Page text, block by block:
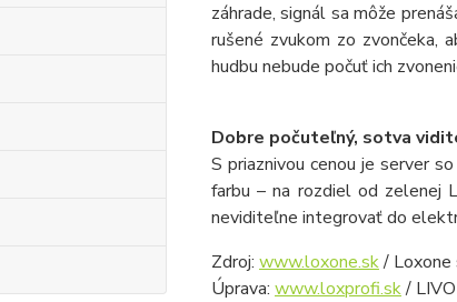
záhrade, signál sa môže
rušené zvukom zo zvončeka,
hudbu nebude počuť ich
Dobre počuteľný, sotva
S priaznivou cenou je server
farbu – na rozdiel od zelenej
neviditeľne integrovať do
Zdroj: www.loxone.sk/ Loxone
Úprava: www.loxprofi.sk/